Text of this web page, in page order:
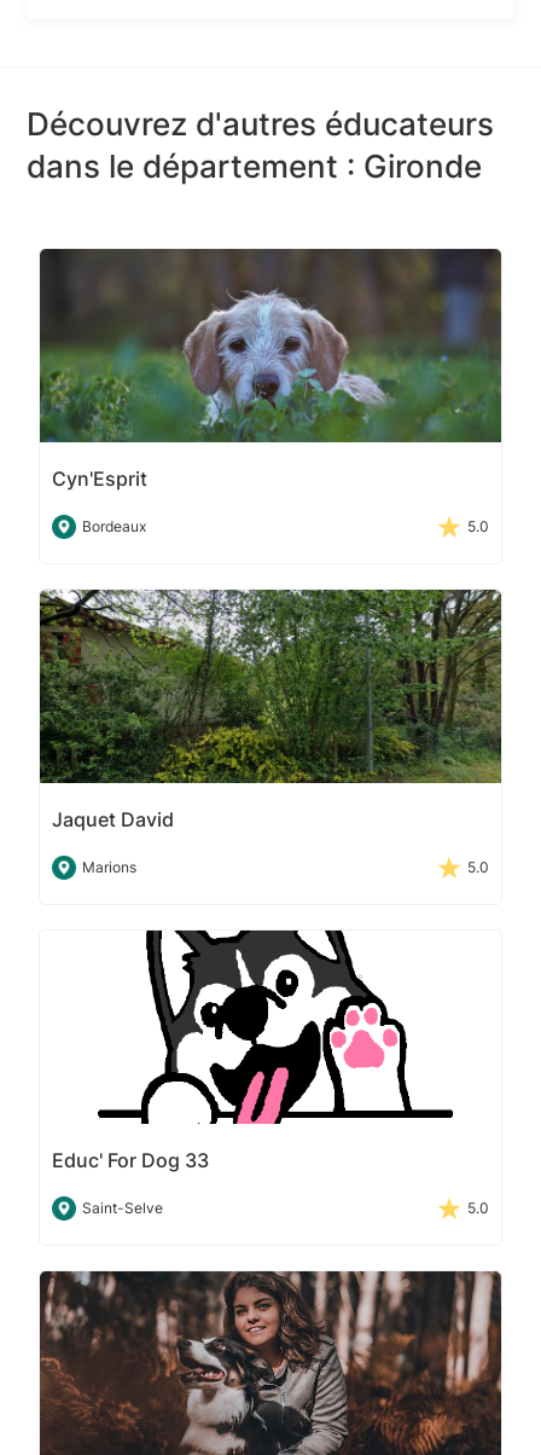
Découvrez d'autres éducateurs
dans le département : Gironde
Cyn'Esprit
Bordeaux 5.0
Jaquet David
Marions 5.0
Educ' For Dog 33
Saint-Selve 5.0